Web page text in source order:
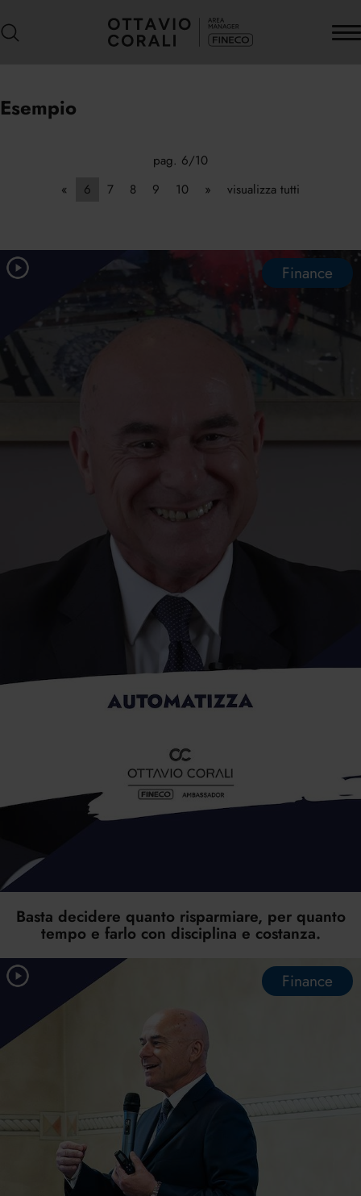
Esempio
pag. 6/10
«
6 7 8 9 10 » visualizza tutti
Finance
Basta decidere quanto risparmiare, per quanto
tempo e farlo con disciplina e costanza.
Finance